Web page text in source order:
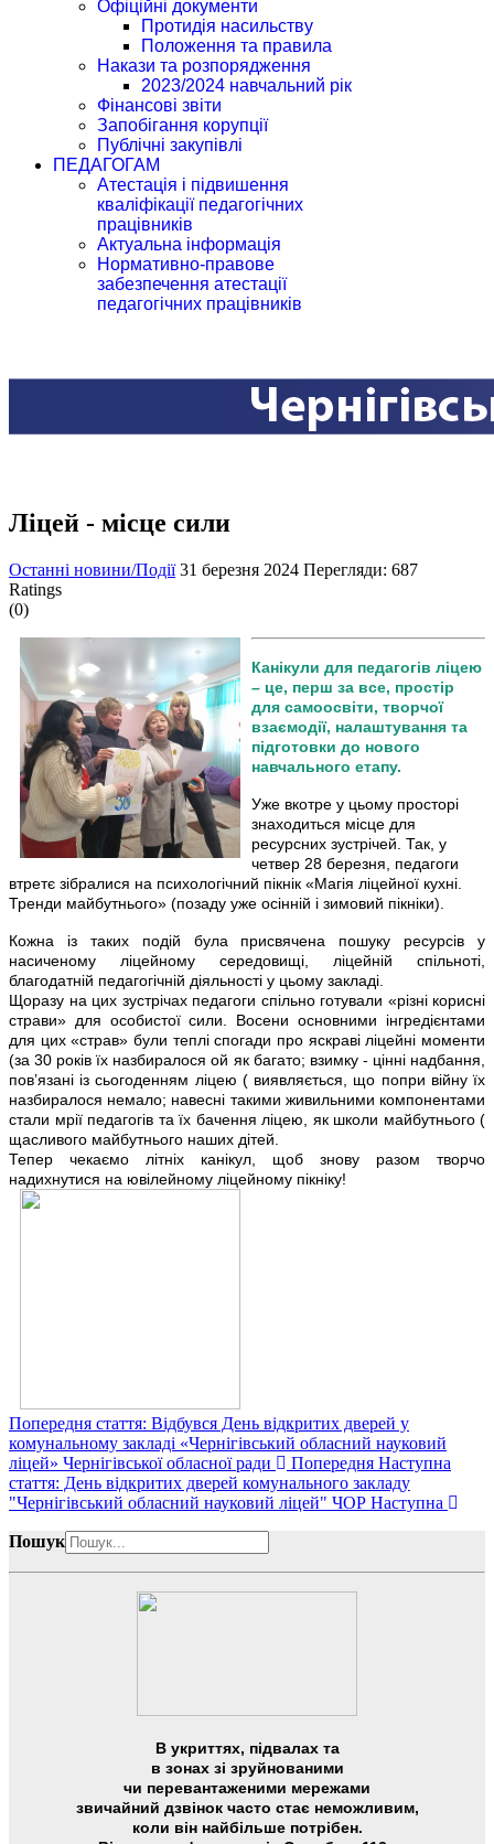
Офіційні документи
Протидія насильству
Положення та правила
Накази та розпорядження
2023/2024 навчальний рік
Фінансові звіти
Запобігання корупції
Публічні закупівлі
ПЕДАГОГАМ
Атестація і підвишення
кваліфікації педагогічних
працівників
Актуальна інформація
Нормативно-правове
забезпечення атестації
педагогічних працівників
Ліцей - місце сили
Останні новини/Події 31 березня 2024 Перегляди: 687
Ratings
(0)
Канікули для педагогів ліцею
– це, перш за все, простір
для самоосвіти, творчої
взаємодії, налаштування та
підготовки до нового
навчального етапу.
Уже вкотре у цьому просторі
знаходиться місце для
ресурсних зустрічей. Так, у
четвер 28 березня, педагоги
втретє зібралися на психологічний пікнік «Магія ліцейної кухні.
Тренди майбутнього» (позаду уже осінній і зимовий пікніки).
Кожна із таких подій була присвячена пошуку ресурсів у
насиченому ліцейному середовищі, ліцейній спільноті,
благодатній педагогічній діяльності у цьому закладі.
Щоразу на цих зустрічах педагоги спільно готували «різні корисні
страви» для особистої сили. Восени основними інгредієнтами
для цих «страв» були теплі спогади про яскраві ліцейні моменти
(за 30 років їх назбиралося ой як багато; взимку - цінні надбання,
пов’язані із сьогоденням ліцею ( виявляється, що попри війну їх
назбиралося немало; навесні такими живильними компонентами
стали мрії педагогів та їх бачення ліцею, як школи майбутнього (
щасливого майбутнього наших дітей.
Тепер чекаємо літніх канікул, щоб знову разом творчо
надихнутися на ювілейному ліцейному пікніку!
Попередня стаття: Відбувся День відкритих дверей у
комунальному закладі «Чернігівський обласний науковий
ліцей» Чернігівської обласної ради
Попередня Наступна
стаття: День відкритих дверей комунального закладу
"Чернігівський обласний науковий ліцей" ЧОР Наступна
Пошук
В укриттях, підвалах та
в зонах зі зруйнованими
чи перевантаженими мережами
звичайний дзвінок часто стає неможливим,
коли він найбільше потрібен.